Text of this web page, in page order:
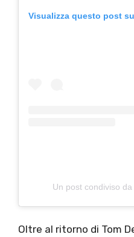
Visualizza questo post
Un post condiviso
Oltre al ritorno di Tom